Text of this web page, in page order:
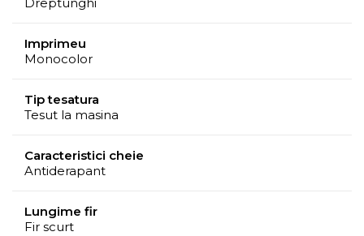
Spate antiderapant din compozitie de latex. Este
lavabil.
Imprimeu
Monocolor
Tip tesatura
Tesut la masina
Caracteristici cheie
Antiderapant
Lungime fir
Fir scurt